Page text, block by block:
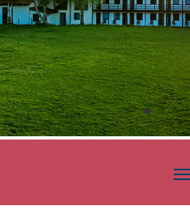
Moshé Feldenkrais